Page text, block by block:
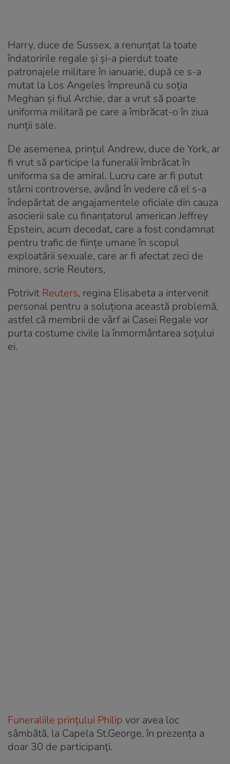
Harry, duce de Sussex, a renunțat la toate
îndatoririle regale și și-a pierdut toate
patronajele militare în ianuarie, după ce s-a
mutat la Los Angeles împreună cu soția
Meghan și fiul Archie, dar a vrut să poarte
uniforma militară pe care a îmbrăcat-o în ziua
nunții sale.
De asemenea, prințul Andrew, duce de York, ar
fi vrut să participe la funeralii îmbrăcat în
uniforma sa de amiral. Lucru care ar fi putut
stârni controverse, având în vedere că el s-a
îndepărtat de angajamentele oficiale din cauza
asocierii sale cu finanțatorul american Jeffrey
Epstein, acum decedat, care a fost condamnat
pentru trafic de fiinţe umane în scopul
exploatării sexuale, care ar fi afectat zeci de
minore, scrie Reuters,
Potrivit Reuters, regina Elisabeta a intervenit
personal pentru a soluționa această problemă,
astfel că membrii de vârf ai Casei Regale vor
purta costume civile la înmormântarea soțului
ei.
Funeraliile prințului Philip vor avea loc
sâmbătă, la Capela St.George, în prezența a
doar 30 de participanți.